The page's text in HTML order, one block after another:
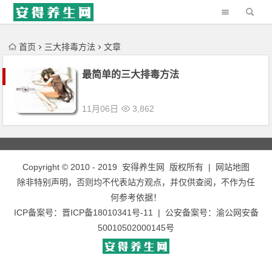
'); })();
首页 三大排毒方法 文章
最简单的三大排毒方法
11月06日 3,862
Copyright © 2010 - 2019 安得养生网 版权所有 |
网站地图
除非特别声明，否则均不代表站方观点，并仅供查阅，不作为任
何参考依据！
ICP备案号： 晋ICP备18010341号-11 | 公安备案号： 渝公网安备
50010502000145号